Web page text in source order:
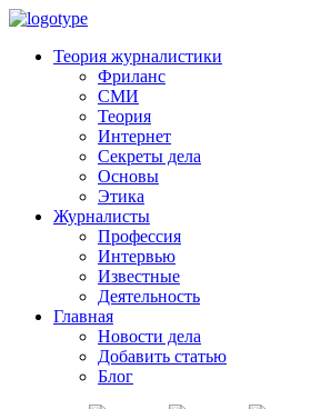
Теория журналистики
Фриланс
СМИ
Теория
Интернет
Секреты дела
Основы
Этика
Журналисты
Профессия
Интервью
Известные
Деятельность
Главная
Новости дела
Добавить статью
Блог